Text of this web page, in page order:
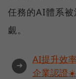
任務的AI體系
覷。
➜
AI提升效
企業認證